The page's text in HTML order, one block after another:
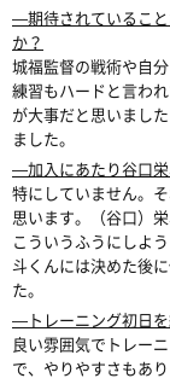
―期待されているこ
か？
城福監督の戦術や自
練習もハードと言わ
が大事だと思いまし
ました。
―加入にあたり谷口
特にしていません。
思います。（谷口）
こういうふうにしよ
斗くんには決めた後
た。
―トレーニング初日を
良い雰囲気でトレー
で、やりやすさもあり